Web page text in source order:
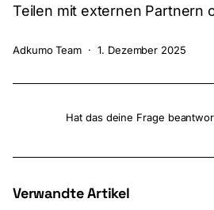
Teilen mit externen Partnern
Adkumo Team · 1. Dezember 2025
Hat das deine Frage
Verwandte Artikel